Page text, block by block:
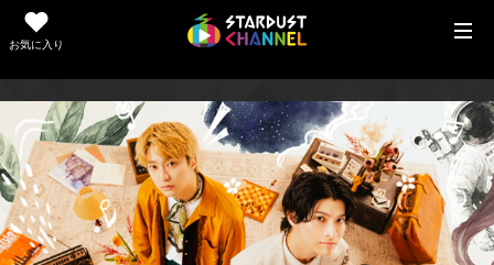
お気に入り